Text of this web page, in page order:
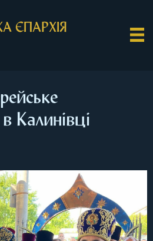
ЄПАРХІЯ
Калинівці